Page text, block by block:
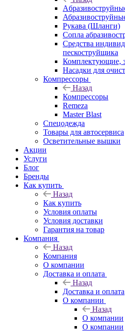
Рукава (Шланги)
Сопла
Средства
пескоструйщика
Комплектующие,
Насадки для
Компрессоры
Назад
Компрессоры
Remeza
Master Blast
Спецодежда
Товары для автосервиса
Осветительные вышки
Акции
Услуги
Блог
Бренды
Как купить
Назад
Как купить
Условия оплаты
Условия доставки
Гарантия на товар
Компания
Назад
Компания
О компании
Доставка и оплата
Назад
Доставка и оплата
О компании
Назад
О компании
О компании